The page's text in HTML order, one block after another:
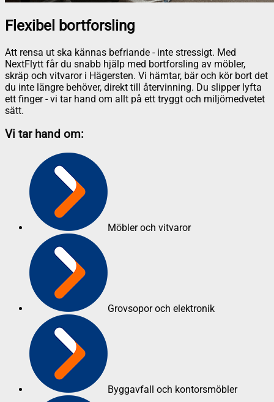
Flexibel bortforsling
Att rensa ut ska kännas befriande - inte stressigt. Med
NextFlytt får du snabb hjälp med bortforsling av möbler,
skräp och vitvaror i Hägersten. Vi hämtar, bär och kör bort det
du inte längre behöver, direkt till återvinning. Du slipper lyfta
ett finger - vi tar hand om allt på ett tryggt och miljömedvetet
sätt.
Vi tar hand om:
Möbler och vitvaror
Grovsopor och elektronik
Byggavfall och kontorsmöbler